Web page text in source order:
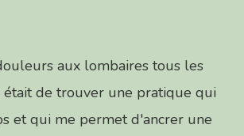
aux lombaires tous les
était de trouver une pratique qui
et qui me permet d'ancrer une